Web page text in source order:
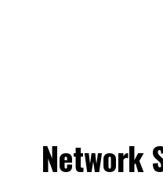
Network